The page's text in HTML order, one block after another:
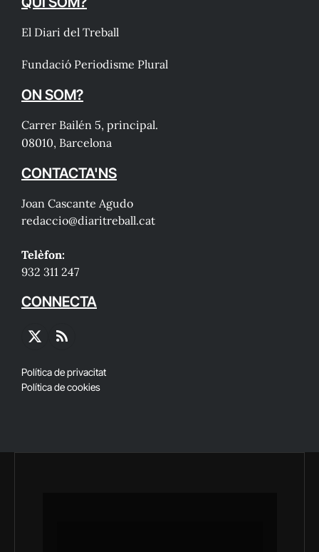
El Diari del Treball
Fundació Periodisme Plural
ON SOM?
Carrer Bailén 5, principal.
08010, Barcelona
CONTACTA'NS
Joan Cascante Agudo
redaccio@diaritreball.cat
Telèfon:
932 311 247
CONNECTA
X
RSS
Política de privacitat
Política de cookies